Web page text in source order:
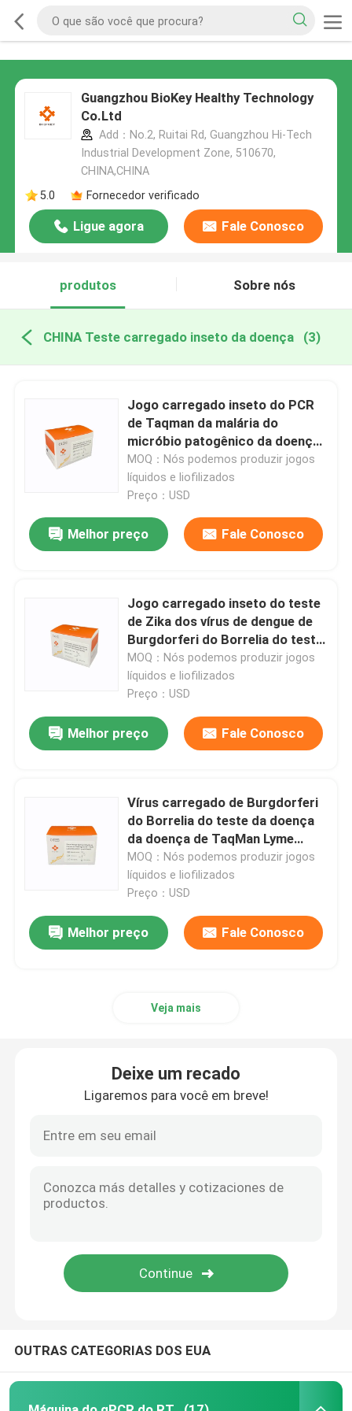
Guangzhou BioKey Healthy Technology
Co.Ltd
Add：No.2, Ruitai Rd, Guangzhou Hi-Tech
Industrial Development Zone, 510670,
CHINA,CHINA
5.0
Fornecedor verificado
Ligue agora Fale Conosco
produtos Sobre nós
CHINA Teste carregado inseto da doença (3)
Jogo carregado inseto do PCR
de Taqman da malária do
micróbio patogênico da doença
infecciosa do múltiplo quatro do
CE
MOQ：Nós podemos produzir jogos
líquidos e liofilizados
Preço：USD
Melhor preço Fale Conosco
Jogo carregado inseto do teste
de Zika dos vírus de dengue de
Burgdorferi do Borrelia do teste
da doença da malária
MOQ：Nós podemos produzir jogos
líquidos e liofilizados
Preço：USD
Melhor preço Fale Conosco
Vírus carregado de Burgdorferi
do Borrelia do teste da doença
da doença de TaqMan Lyme
inseto múltiplo
MOQ：Nós podemos produzir jogos
líquidos e liofilizados
Preço：USD
Melhor preço Fale Conosco
Veja mais
Deixe um recado
Ligaremos para você em breve!
OUTRAS CATEGORIAS DOS EUA